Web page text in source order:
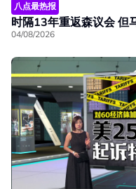
八点最热报
时隔13年重返森议会 但
04/08/2026